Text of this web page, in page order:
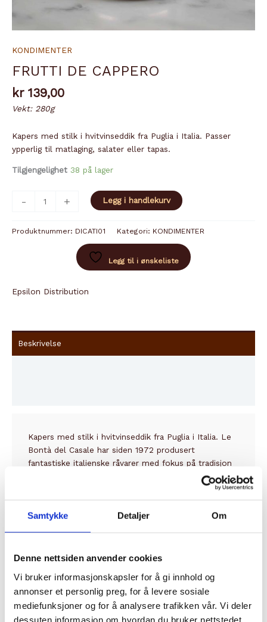
Samtykke Detaljer Om
Denne nettsiden anvender cookies
Vi bruker informasjonskapsler for å gi innhold og
annonser et personlig preg, for å levere sosiale
mediefunksjoner og for å analysere trafikken vår. Vi deler
dessuten informasjon om hvordan du bruker nettstedet
KONDIMENTER
FRUTTI DE CAPPERO
kr139,00
Vekt: 280g
Kapers med stilk i hvitvinseddik fra Puglia i Italia. Passer
ypperlig til matlaging, salater eller tapas.
Tilgjengelighet 38 på lager
-
antall
+ Legg i handlekurv
Produktnummer: DICATI01 Kategori: KONDIMENTER
Legg til i ønskeliste
Epsilon Distribution
Beskrivelse
Kapers med stilk i hvitvinseddik fra Puglia i Italia. Le
Bontà del Casale har siden 1972 produsert
fantastiske italienske råvarer med fokus på tradisjon
og kvalitet. Da Guiseppe di Fidio arvet familiegården
teknologi, med fokus på bærekraftig og tradisjonsrik
jordbruk. Dette er produkter av aller høyeste kvalitet.
Relaterte produkter